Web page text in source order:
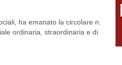
ha emanato la circolare n.
ordinaria, straordinaria e di